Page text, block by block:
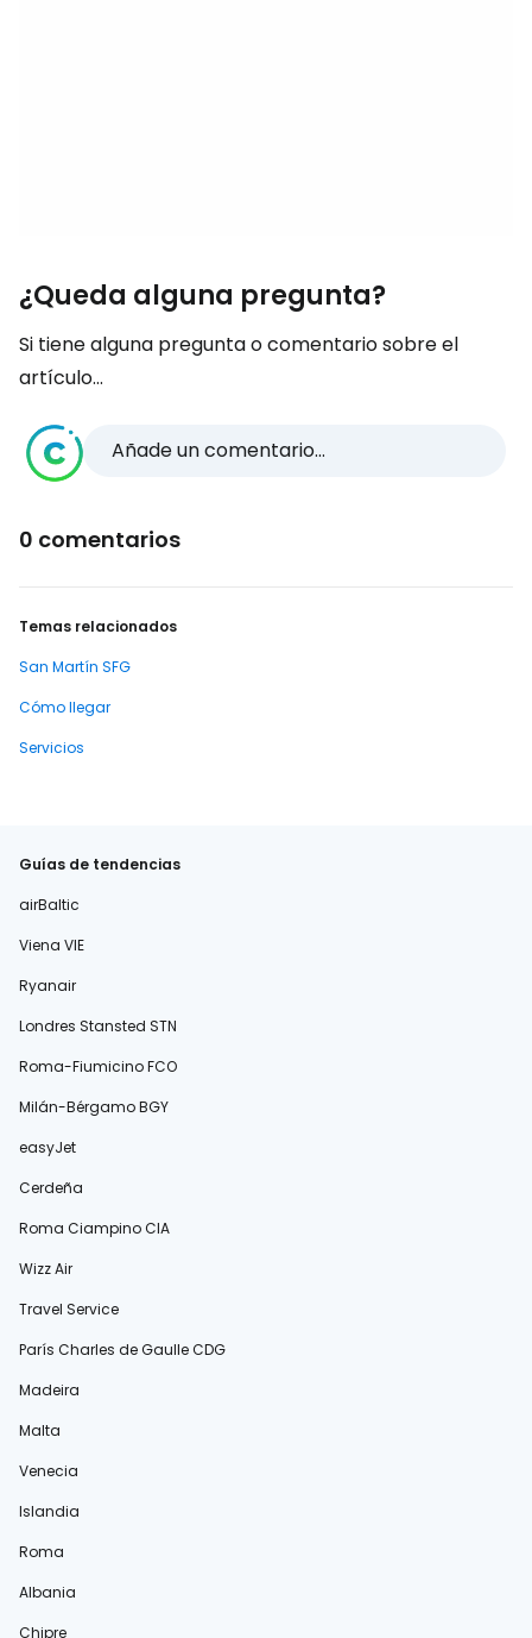
¿Queda alguna pregunta?
Si tiene alguna pregunta o comentario sobre el
artículo...
Añade un comentario...
0 comentarios
Temas relacionados
San Martín SFG
Cómo llegar
Servicios
Guías de tendencias
airBaltic
Viena VIE
Ryanair
Londres Stansted STN
Roma-Fiumicino FCO
Milán-Bérgamo BGY
easyJet
Cerdeña
Roma Ciampino CIA
Wizz Air
Travel Service
París Charles de Gaulle CDG
Madeira
Malta
Venecia
Islandia
Roma
Albania
Chipre